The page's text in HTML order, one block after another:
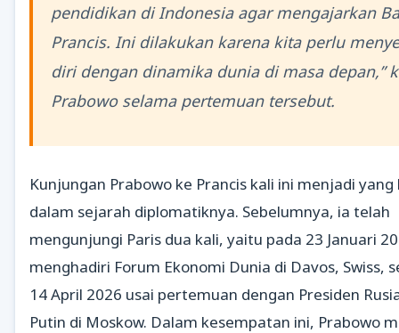
pendidikan di Indonesia agar mengajarkan
Prancis. Ini dilakukan karena kita perlu
diri dengan dinamika dunia di masa depan,”
Prabowo selama pertemuan tersebut.
Kunjungan Prabowo ke Prancis kali ini menjadi
dalam sejarah diplomatiknya. Sebelumnya, ia telah
mengunjungi Paris dua kali, yaitu pada 23 Januari
menghadiri Forum Ekonomi Dunia di Davos, Swiss,
14 April 2026 usai pertemuan dengan Presiden
Putin di Moskow. Dalam kesempatan ini, Prabowo